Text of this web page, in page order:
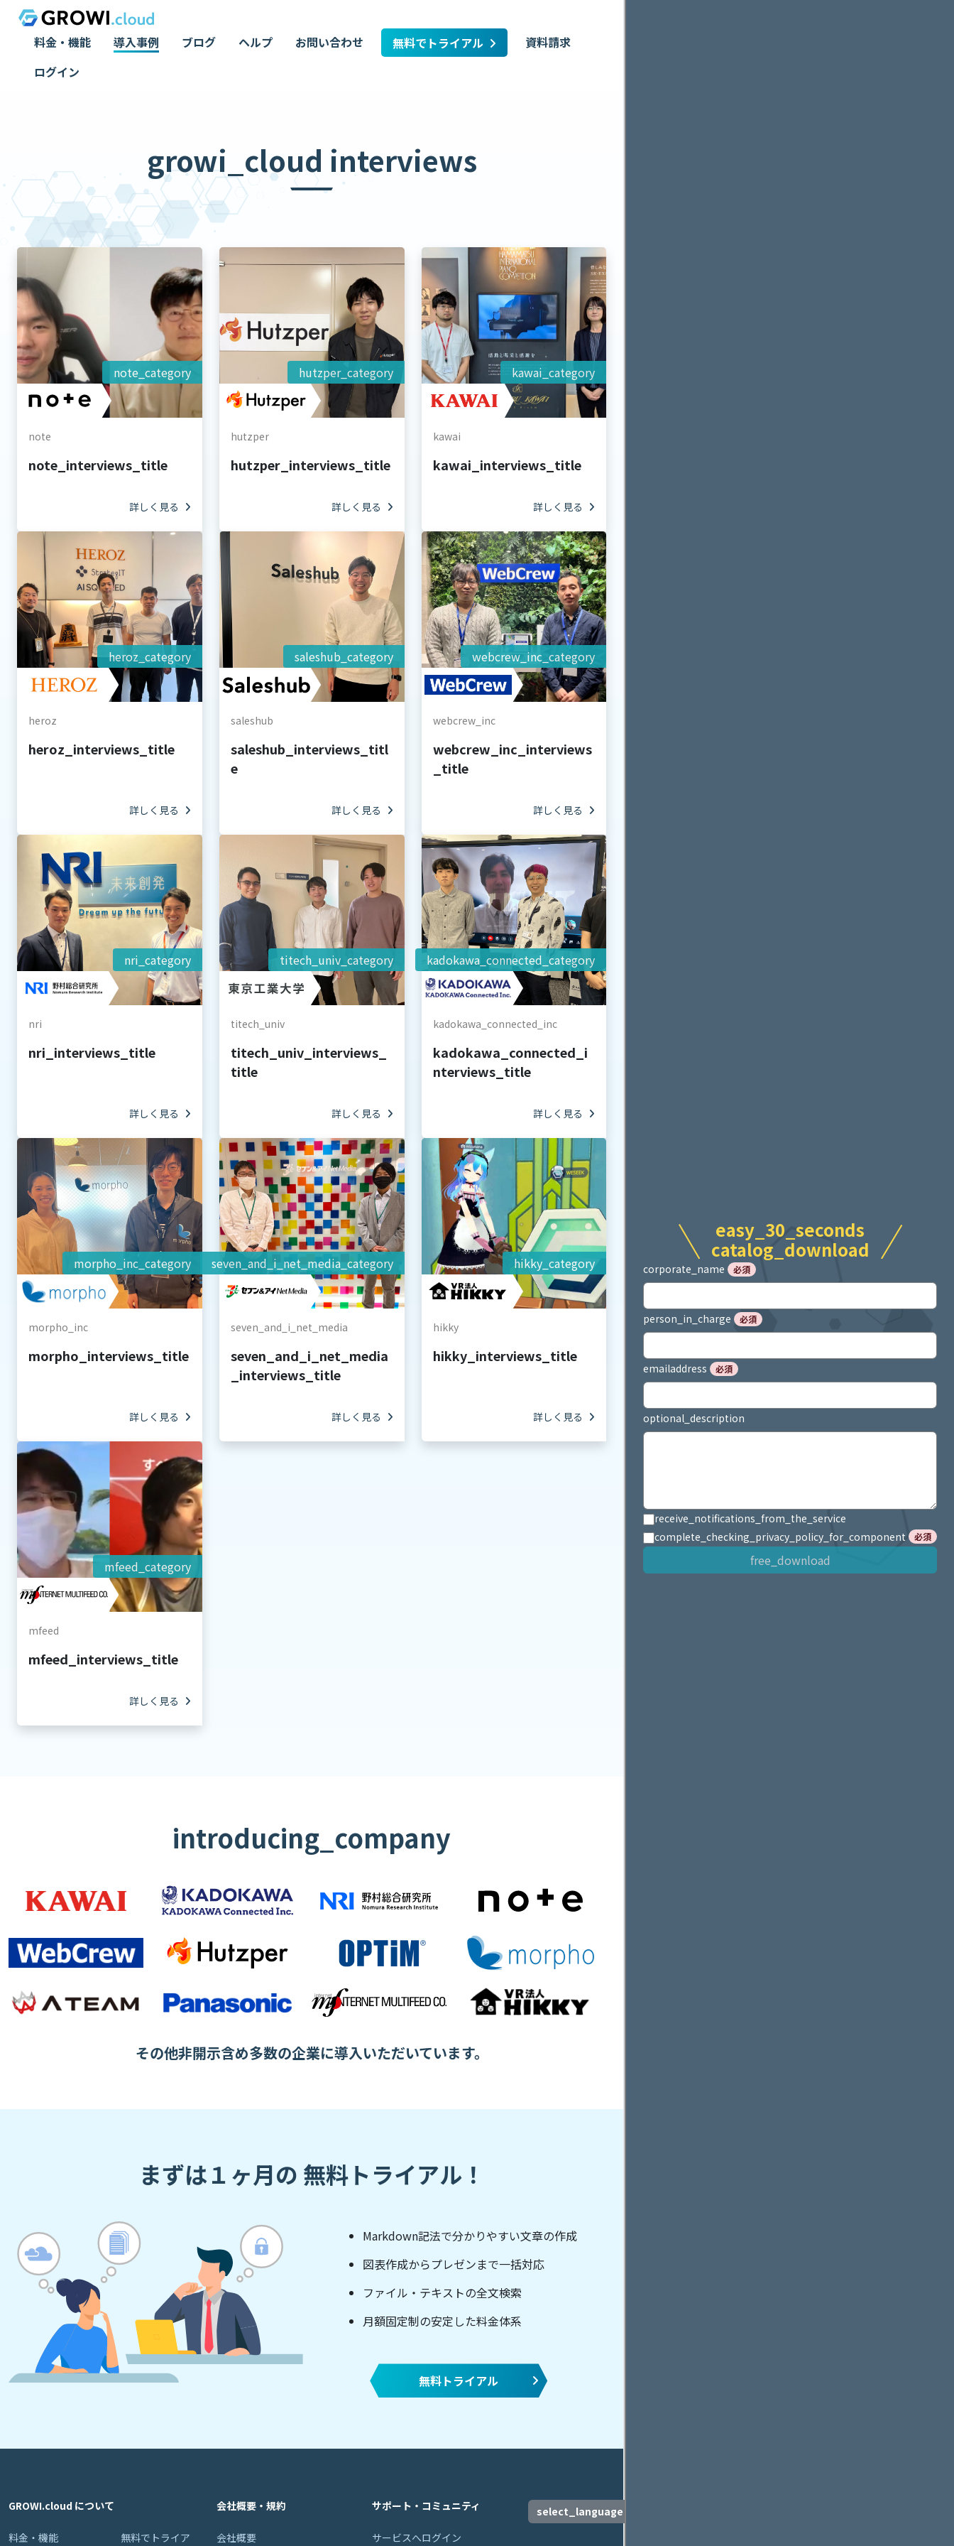
料金・機能 導入事例 ブログ ヘルプ お問い合わせ 無料でトライアル
資料請求
ログイン
growi_cloud interviews
note_category
note
note_interviews_title
詳しく見る
hutzper_category
hutzper
hutzper_interviews_title
詳しく見る
kawai_category
kawai
kawai_interviews_title
詳しく見る
heroz_category
heroz
heroz_interviews_title
詳しく見る
saleshub_category
saleshub
saleshub_interviews_titl
e
詳しく見る
webcrew_inc_category
webcrew_inc
webcrew_inc_interviews
_title
詳しく見る
nri_category
nri
nri_interviews_title
詳しく見る
titech_univ_category
titech_univ
titech_univ_interviews_
title
詳しく見る
kadokawa_connected_category
kadokawa_connected_inc
kadokawa_connected_i
nterviews_title
詳しく見る
morpho_inc_category
morpho_inc
morpho_interviews_title
詳しく見る
seven_and_i_net_media_category
seven_and_i_net_media
seven_and_i_net_media
_interviews_title
詳しく見る
hikky_category
hikky
hikky_interviews_title
詳しく見る
mfeed_category
mfeed
mfeed_interviews_title
詳しく見る
introducing_company
その他非開示含め多数の企業に導入いただいています。
まずは１ヶ月の 無料トライアル！
Markdown記法で分かりやすい文章の作成
図表作成からプレゼンまで一括対応
ファイル・テキストの全文検索
月額固定制の安定した料金体系
無料トライアル
GROWI.cloud について
料金・機能 無料でトライア
会社概要・規約
会社概要
サポート・コミュニティ
サービスへログイン
select_language
easy_30_seconds
catalog_download
corporate_name 必須
person_in_charge 必須
emailaddress 必須
optional_description
receive_notifications_from_the_service
complete_checking_privacy_policy_for_component
必須
free_download